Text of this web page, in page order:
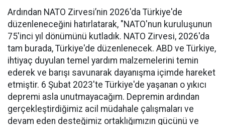
Ardından NATO Zirvesi’nin 2026'da Türkiye'de
düzenleneceğini hatırlatarak, "NATO'nun kuruluşunun
75'inci yıl dönümünü kutladık. NATO Zirvesi, 2026'da
tam burada, Türkiye'de düzenlenecek. ABD ve Türkiye,
ihtiyaç duyulan temel yardım malzemelerini temin
ederek ve barışı savunarak dayanışma içimde hareket
etmiştir. 6 Şubat 2023'te Türkiye'de yaşanan o yıkıcı
depremi asla unutmayacağım. Depremin ardından
gerçekleştirdiğimiz acil müdahale çalışmaları ve
devam eden desteğimiz ortaklığımızın gücünü ve